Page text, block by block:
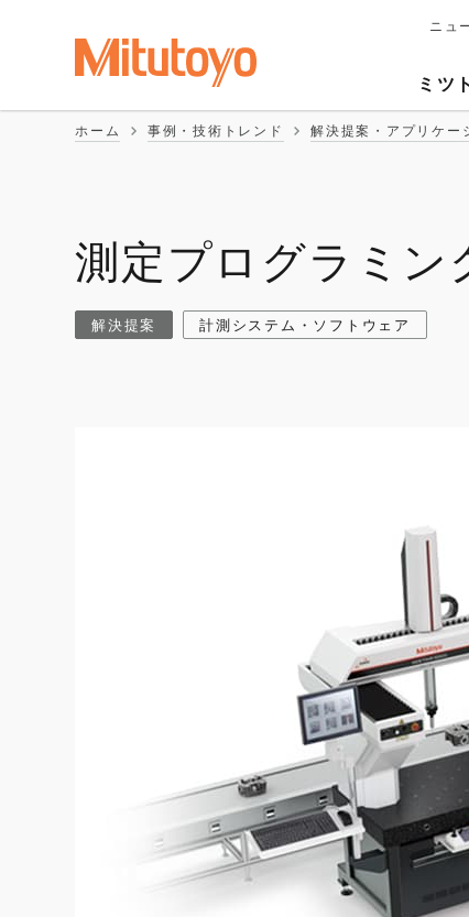
ミツ
メ
イ
ン
ビ
ゲ
ニュ
ホーム 事例・技術トレンド 解決提案・アプリケー
測定プログラミン
解決提案 計測システム・ソフトウェア